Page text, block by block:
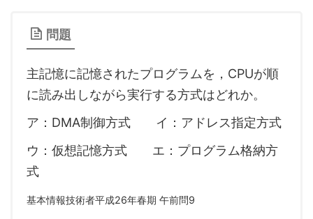
問題
主記憶に記憶されたプログラムを，CPUが順
に読み出しながら実行する方式はどれか。
ア：DMA制御方式 イ：アドレス指定方式
ウ：仮想記憶方式 エ：プログラム格納方
式
基本情報技術者平成26年春期 午前問9